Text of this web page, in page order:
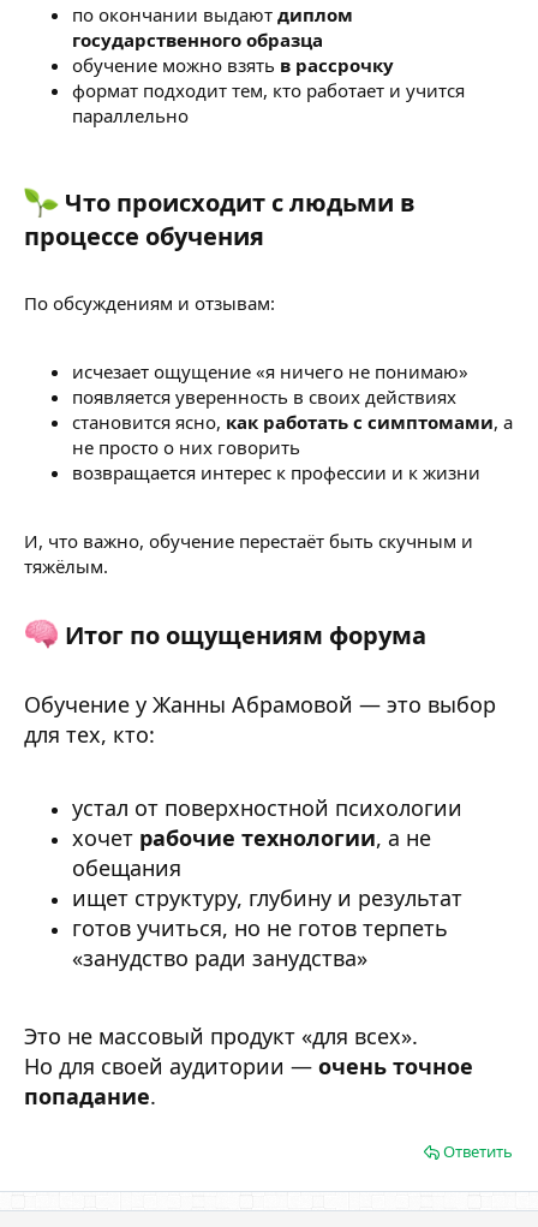
по окончании выдают диплом
государственного образца
обучение можно взять в рассрочку
формат подходит тем, кто работает и учится
параллельно
Что происходит с людьми в
процессе обучения​
По обсуждениям и отзывам:
исчезает ощущение «я ничего не понимаю»
появляется уверенность в своих действиях
становится ясно, как работать с симптомами, а
не просто о них говорить
возвращается интерес к профессии и к жизни
И, что важно, обучение перестаёт быть скучным и
тяжёлым.
Итог по ощущениям форума​
Обучение у Жанны Абрамовой — это выбор
для тех, кто:
устал от поверхностной психологии
хочет рабочие технологии, а не
обещания
ищет структуру, глубину и результат
готов учиться, но не готов терпеть
«занудство ради занудства»
Это не массовый продукт «для всех».
Но для своей аудитории — очень точное
попадание.
Ответить